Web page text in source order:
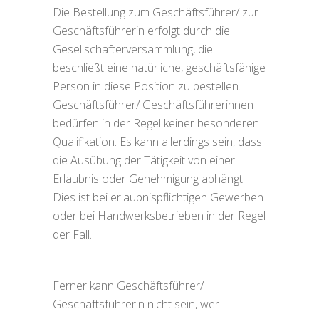
Die Bestellung zum Geschäftsführer/ zur
Geschäftsführerin erfolgt durch die
Gesellschafterversammlung, die
beschließt eine natürliche, geschäftsfähige
Person in diese Position zu bestellen.
Geschäftsführer/ Geschäftsführerinnen
bedürfen in der Regel keiner besonderen
Qualifikation. Es kann allerdings sein, dass
die Ausübung der Tätigkeit von einer
Erlaubnis oder Genehmigung abhängt.
Dies ist bei erlaubnispflichtigen Gewerben
oder bei Handwerksbetrieben in der Regel
der Fall.
Ferner kann Geschäftsführer/
Geschäftsführerin nicht sein, wer